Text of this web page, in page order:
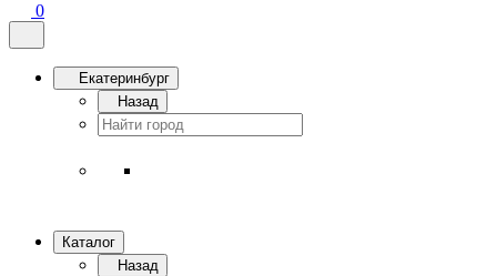
0
Екатеринбург
Назад
Каталог
Назад